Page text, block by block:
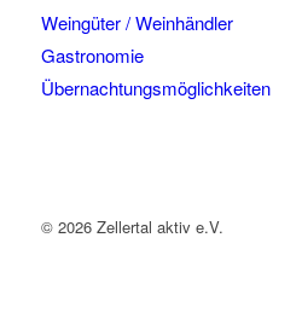
Weingüter / Weinhändler
Gastronomie
Übernachtungsmöglichkeiten
© 2026 Zellertal aktiv e.V.